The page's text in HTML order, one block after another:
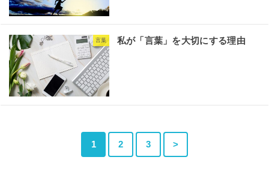
言葉 私が「言葉」を大切にする理由
1 2 3 >